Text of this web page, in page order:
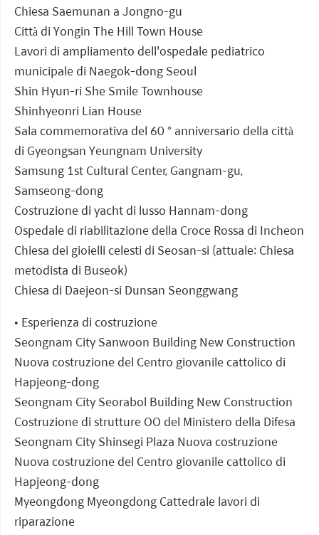
Chiesa Saemunan a Jongno-gu
Città di Yongin The Hill Town House
Lavori di ampliamento dell'ospedale pediatrico
municipale di Naegok-dong Seoul
Shin Hyun-ri She Smile Townhouse
Shinhyeonri Lian House
Sala commemorativa del 60 ° anniversario della città
di Gyeongsan Yeungnam University
Samsung 1st Cultural Center, Gangnam-gu,
Samseong-dong
Costruzione di yacht di lusso Hannam-dong
Ospedale di riabilitazione della Croce Rossa di Incheon
Chiesa dei gioielli celesti di Seosan-si (attuale: Chiesa
metodista di Buseok)
Chiesa di Daejeon-si Dunsan Seonggwang
• Esperienza di costruzione
Seongnam City Sanwoon Building New Construction
Nuova costruzione del Centro giovanile cattolico di
Hapjeong-dong
Seongnam City Seorabol Building New Construction
Costruzione di strutture OO del Ministero della Difesa
Seongnam City Shinsegi Plaza Nuova costruzione
Nuova costruzione del Centro giovanile cattolico di
Hapjeong-dong
Myeongdong Myeongdong Cattedrale lavori di
riparazione